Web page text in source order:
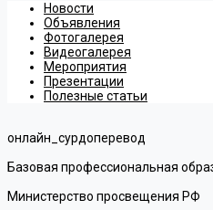
Новости
Объявления
Фотогалерея
Видеогалерея
Мероприятия
Презентации
Полезные статьи
онлайн_сурдоперевод
Базовая профессиональная
Министерство просвещения РФ